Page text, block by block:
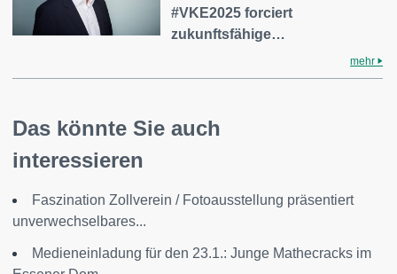
#VKE2025 forciert
zukunftsfähige…
mehr
Das könnte Sie auch
interessieren
Faszination Zollverein / Fotoausstellung präsentiert
unverwechselbares...
Medieneinladung für den 23.1.: Junge Mathecracks im